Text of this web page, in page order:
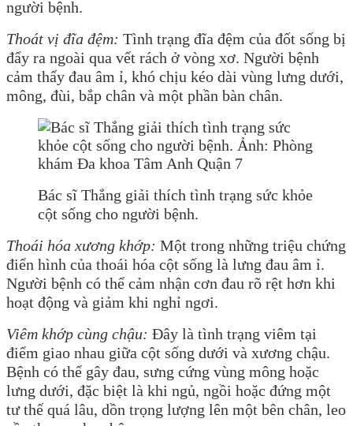
người bệnh.
Thoát vị đĩa đệm: Tình trạng đĩa đệm của đốt sống bị
đẩy ra ngoài qua vết rách ở vòng xơ. Người bệnh
cảm thấy đau âm ỉ, khó chịu kéo dài vùng lưng dưới,
mông, đùi, bắp chân và một phần bàn chân.
Bác sĩ Thắng giải thích tình trạng sức khỏe
cột sống cho người bệnh.
Thoái hóa xương khớp: Một trong những triệu chứng
điển hình của thoái hóa cột sống là lưng đau âm ỉ.
Người bệnh có thể cảm nhận cơn đau rõ rệt hơn khi
hoạt động và giảm khi nghỉ ngơi.
Viêm khớp cùng chậu: Đây là tình trạng viêm tại
điểm giao nhau giữa cột sống dưới và xương chậu.
Bệnh có thể gây đau, sưng cứng vùng mông hoặc
lưng dưới, đặc biệt là khi ngủ, ngồi hoặc đứng một
tư thế quá lâu, dồn trọng lượng lên một bên chân, leo